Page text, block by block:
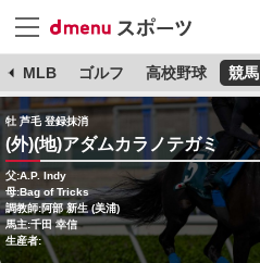
MLB ゴルフ 高校野球 競馬
牡 芦毛 登録抹消
(外)(地)アダムカラノテガミ
父:A.P. Indy
母:Bag of Tricks
調教師:阿部 新生 (美浦)
馬主:千田 幸信
生産者: